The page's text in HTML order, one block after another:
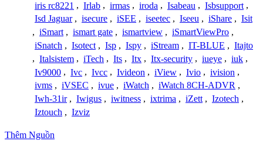
iris rc8221 , Irlab , irmas , iroda , Isabeau , Isbsupport ,
Isd Jaguar , isecure , iSEE , iseetec , Iseeu , iShare , Isit
, iSmart , ismart gate , ismartview , iSmartViewPro ,
iSnatch , Isotect , Isp , Ispy , iStream , IT-BLUE , Itajto
, Italsistem , iTech , Its , Itx , Itx-security , iueye , iuk ,
Iv9000 , Ivc , Ivcc , Ivideon , iView , Ivio , ivision ,
ivms , iVSEC , ivue , iWatch , iWatch 8CH-ADVR ,
Iwh-31ir , Iwigus , iwitness , ixtrima , iZett , Izotech ,
Iztouch , Izviz
Thêm Nguồn